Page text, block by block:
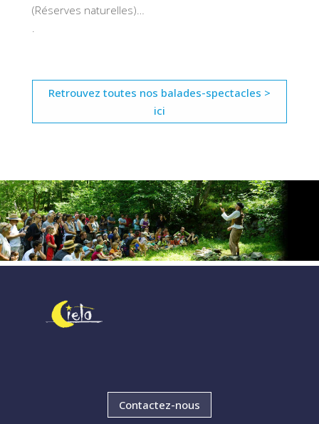
(Réserves naturelles)…
.
Retrouvez toutes nos balades-spectacles >
ici
Contactez-nous